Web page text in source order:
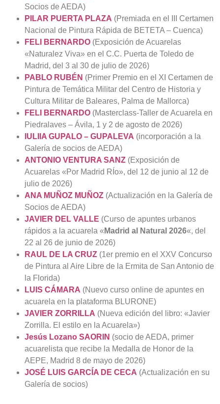
Socios de AEDA)
PILAR PUERTA PLAZA (Premiada en el III Certamen
Nacional de Pintura Rápida de BETETA – Cuenca)
FELI BERNARDO (Exposición de Acuarelas
«Naturalez Viva» en el C.C. Puerta de Toledo de
Madrid, del 3 al 30 de julio de 2026)
PABLO RUBÉN (Primer Premio en el XI Certamen de
Pintura de Temática Militar del Centro de Historia y
Cultura Militar de Baleares, Palma de Mallorca)
FELI BERNARDO (Masterclass-Taller de Acuarela en
Piedralaves – Ávila, 1 y 2 de agosto de 2026)
IULIIA GUPALO – GUPALEVA (incorporación a la
Galería de socios de AEDA)
ANTONIO VENTURA SANZ (Exposición de
Acuarelas «Por Madrid RÍo», del 12 de junio al 12 de
julio de 2026)
ANA MUÑOZ MUÑOZ (Actualización en la Galería de
Socios de AEDA)
JAVIER DEL VALLE (Curso de apuntes urbanos
rápidos a la acuarela « Madrid al Natural 2026«, del
22 al 26 de junio de 2026)
RAUL DE LA CRUZ (1er premio en el XXV Concurso
de Pintura al Aire Libre de la Ermita de San Antonio de
la Florida)
LUIS CÁMARA (Nuevo curso online de apuntes en
acuarela en la plataforma BLURONE)
JAVIER ZORRILLA (Nueva edición del libro: «Javier
Zorrilla. El estilo en la Acuarela»)
Jesús Lozano SAORIN (socio de AEDA, primer
acuarelista que recibe la Medalla de Honor de la
AEPE, Madrid 8 de mayo de 2026)
JOSÉ LUIS GARCÍA DE CECA (Actualización en su
Galería de socios)